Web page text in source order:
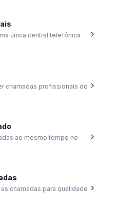
única central telefônica
chamadas profissionais do
ao mesmo tempo no
chamadas para qualidade